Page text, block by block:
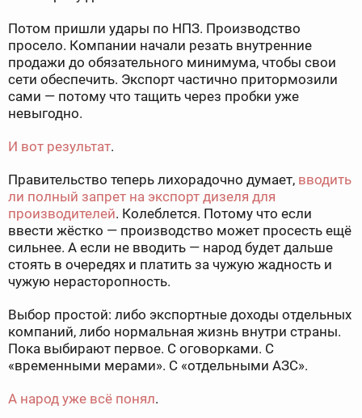
Потом пришли удары по НПЗ. Производство
просело. Компании начали резать внутренние
продажи до обязательного минимума, чтобы свои
сети обеспечить. Экспорт частично притормозили
сами — потому что тащить через пробки уже
невыгодно.
И вот результат.
Правительство теперь лихорадочно думает, вводить
ли полный запрет на экспорт дизеля для
производителей. Колеблется. Потому что если
ввести жёстко — производство может просесть ещё
сильнее. А если не вводить — народ будет дальше
стоять в очередях и платить за чужую жадность и
чужую нерасторопность.
Выбор простой: либо экспортные доходы отдельных
компаний, либо нормальная жизнь внутри страны.
Пока выбирают первое. С оговорками. С
«временными мерами». С «отдельными АЗС».
А народ уже всё понял.